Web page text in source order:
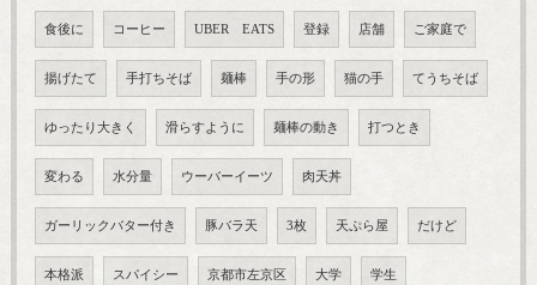
食後に コーヒー UBER EATS 登録 店舗 ご家庭で
揚げたて 手打ちそば 麺棒 手の形 猫の手 てうちそば
ゆったり大きく 滑らすように 麺棒の動き 打つとき
変わる 水分量 ウーバーイーツ 肉天丼
ガーリックバター付き 豚バラ天 3枚 天ぷら屋 だけど
本格派 スパイシー 京都市左京区 大学 学生